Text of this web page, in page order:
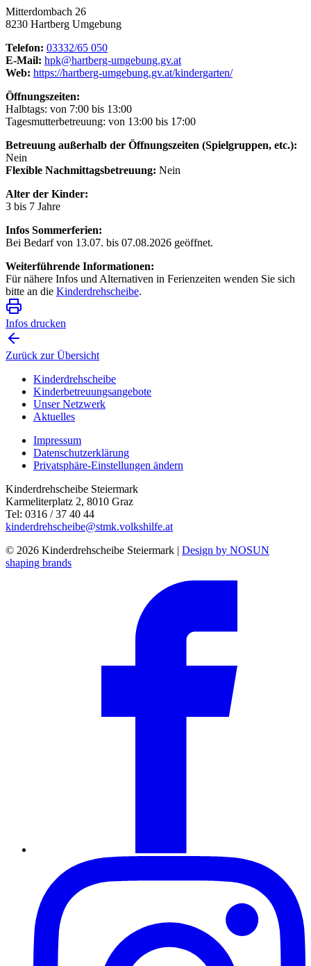
Mitterdombach 26
8230 Hartberg Umgebung
Telefon: 03332/65 050
E-Mail: hpk@hartberg-umgebung.gv.at
Web: https://hartberg-umgebung.gv.at/kindergarten/
Öffnungszeiten:
Halbtags: von 7:00 bis 13:00
Tagesmutterbetreuung: von 13:00 bis 17:00
Betreuung außerhalb der Öffnungszeiten (Spielgruppen, etc.):
Nein
Flexible Nachmittagsbetreuung: Nein
Alter der Kinder:
3 bis 7 Jahre
Infos Sommerferien:
Bei Bedarf von 13.07. bis 07.08.2026 geöffnet.
Weiterführende Informationen:
Für nähere Infos und Alternativen in Ferienzeiten wenden Sie sich
bitte an die Kinderdrehscheibe.
Infos drucken
Zurück zur Übersicht
Kinderdrehscheibe
Kinderbetreuungs­angebote
Unser Netzwerk
Aktuelles
Impressum
Datenschutzerklärung
Privatsphäre-Einstellungen ändern
Kinderdrehscheibe Steiermark
Karmeliterplatz 2, 8010 Graz
Tel: 0316 / 37 40 44
kinderdrehscheibe@stmk.volkshilfe.at
© 2026 Kinderdrehscheibe Steiermark | Design by NOSUN
shaping brands